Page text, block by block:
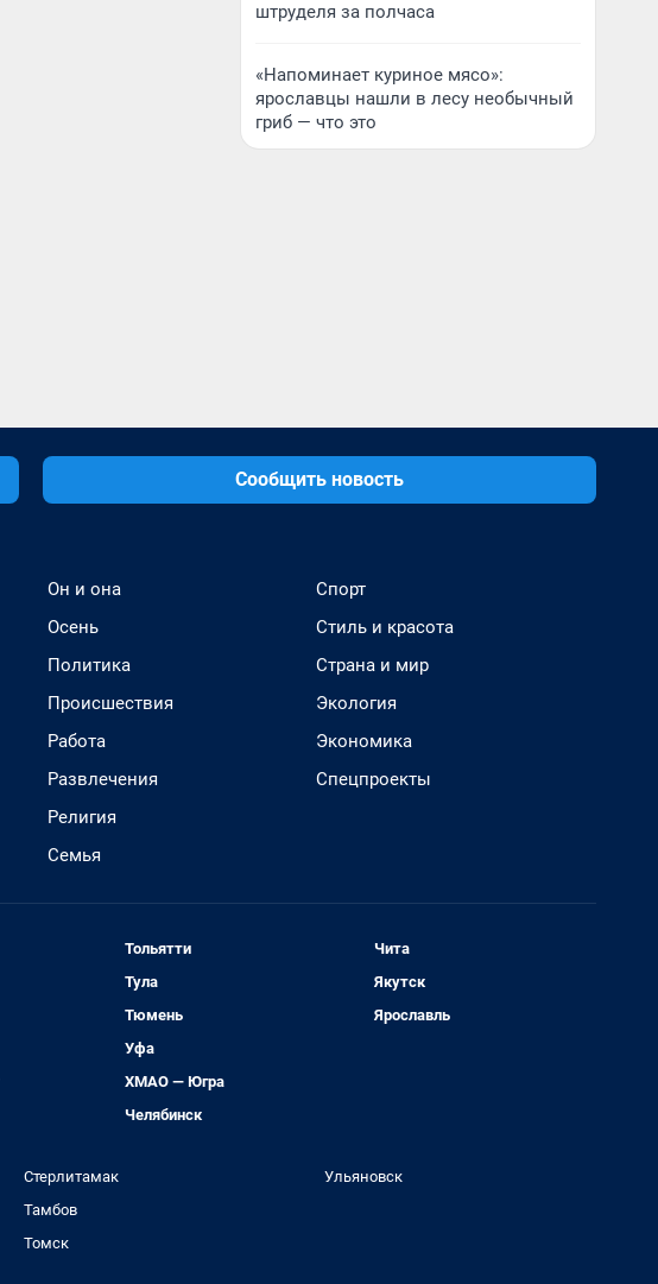
штруделя за полчаса
«Напоминает куриное мясо»:
ярославцы нашли в лесу необычный
гриб — что это
Сообщить новость
Он и она
Осень
Политика
Происшествия
Работа
Развлечения
Религия
Семья
Спорт
Стиль и красота
Страна и мир
Экология
Экономика
Спецпроекты
Тольятти
Тула
Тюмень
Уфа
ХМАО — Югра
Челябинск
Чита
Якутск
Ярославль
Стерлитамак
Тамбов
Томск
Ульяновск